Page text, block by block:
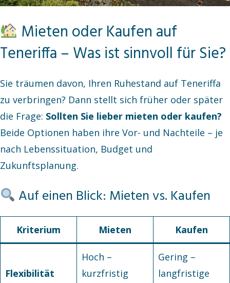
Mieten oder Kaufen auf
Teneriffa – Was ist sinnvoll für Sie?
Sie träumen davon, Ihren Ruhestand auf Teneriffa
zu verbringen? Dann stellt sich früher oder später
die Frage: Sollten Sie lieber mieten oder kaufen?
Beide Optionen haben ihre Vor- und Nachteile – je
nach Lebenssituation, Budget und
Zukunftsplanung.
Auf einen Blick: Mieten vs. Kaufen
Kriterium Mieten Kaufen
Flexibilität
Hoch –
kurzfristig
Gering –
langfristige